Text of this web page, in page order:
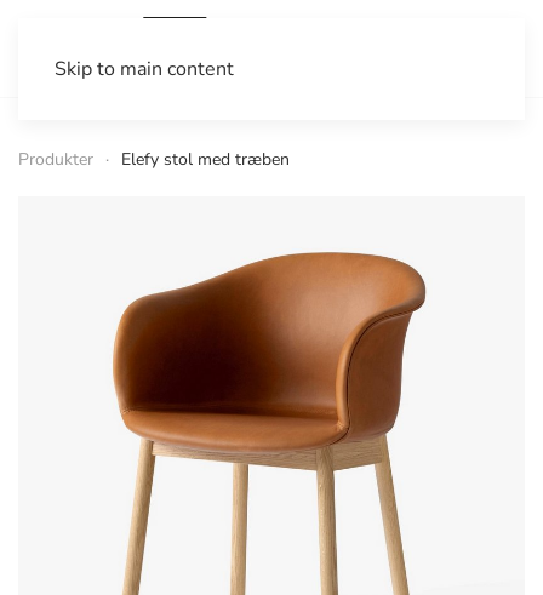
Skip to main content
Produkter Elefy stol med træben